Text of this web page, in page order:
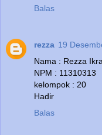
Balas
rezza 19
Nama : Rezza
NPM : 11310313
kelompok : 20
Hadir
Balas